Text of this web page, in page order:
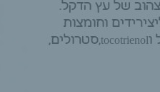
של עץ הדקל.
וחומצות
שומן רוויות , חומצה לינולאית, בטא קרוטן ,טוקופרול וtocotrienol,סטרולים,